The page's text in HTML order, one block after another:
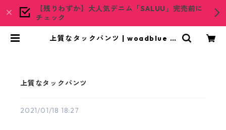
【残りわずか】大人気デニム「SALUU」完売前に
チェック
上質なタックパンツ | woadblue O
上質なタックパンツ
2021/01/18 18:27